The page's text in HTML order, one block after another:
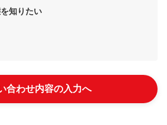
知りたい
合わせ内容の入力へ